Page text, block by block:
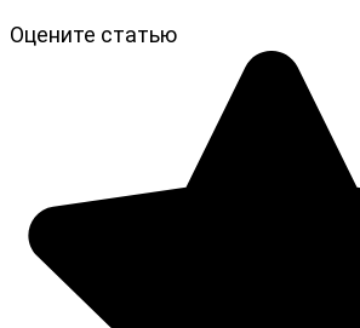
Оцените статью